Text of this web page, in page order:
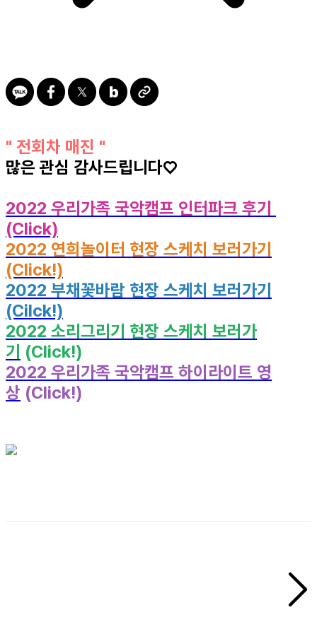
" 전회차 매진 "
많은 관심 감사드립니다♡
2022 우리가족 국악캠프 인터파크 후기
(Click)
2022 연희놀이터 현장 스케치 보러가기
(Click!)
2022 부채꽃바람 현장 스케치 보러가기
(Cilck!)
2022 소리그리기 현장 스케치 보러가
기 (Click!)
2022 우리가족 국악캠프 하이라이트 영
상 (Click!)